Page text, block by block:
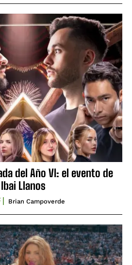
del Año VI: el evento de
Ibai Llanos
Brian Campoverde